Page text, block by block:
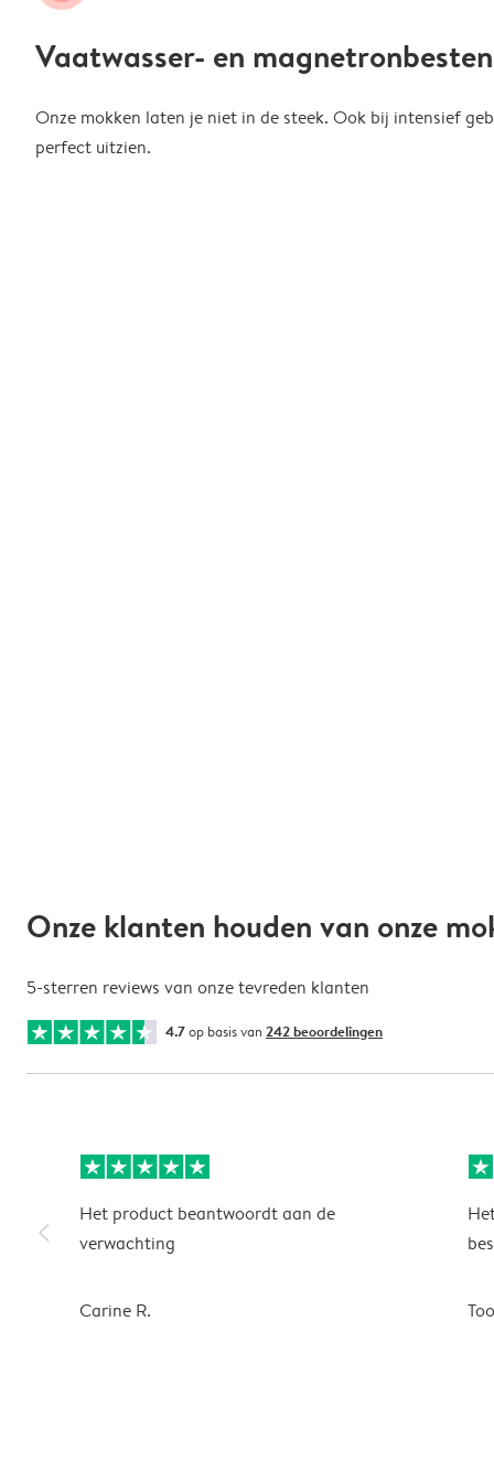
Vaatwasser- en
Onze mokken laten je niet in de steek. Ook bij intensief
perfect uitzien.
Onze klanten houden van onze
5-sterren reviews van onze tevreden klanten
4.7op basis van 242 beoordelingen
slim_arrow_left
Het product beantwoordt aan de
verwachting
Carine R.